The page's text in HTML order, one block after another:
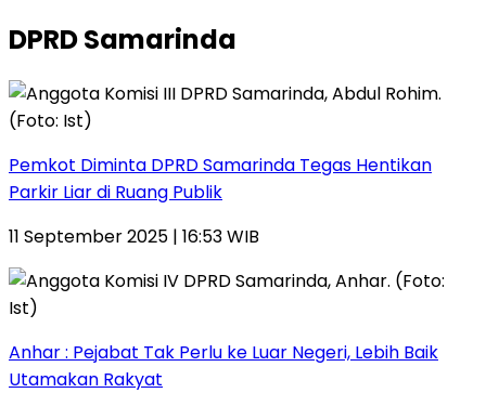
DPRD Samarinda
Pemkot Diminta DPRD Samarinda Tegas Hentikan
Parkir Liar di Ruang Publik
11 September 2025 | 16:53 WIB
Anhar : Pejabat Tak Perlu ke Luar Negeri, Lebih Baik
Utamakan Rakyat